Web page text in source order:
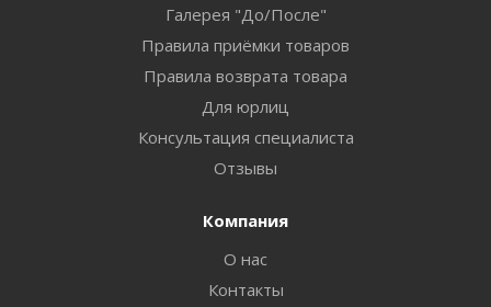
Галерея "До/После"
Правила приёмки товаров
Правила возврата товара
Для юрлиц
Консультация специалиста
Отзывы
Компания
О нас
Контакты